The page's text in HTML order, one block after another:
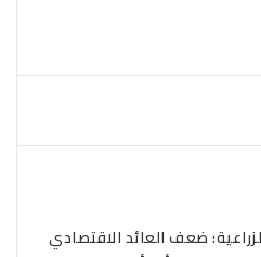
ضعف العائد الاقتصادي